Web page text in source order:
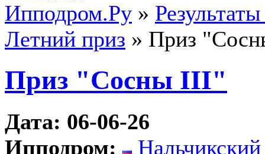
Ипподром.Ру »
Летний приз » Приз
Приз "Сосны III"
Дата: 06-06-26
Ипподром: